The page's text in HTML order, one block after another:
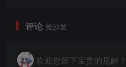
评论 抢沙发
欢迎您留下宝贵的见解！